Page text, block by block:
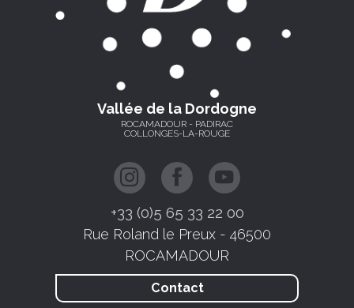
Vallée de la Dordogne
ROCAMADOUR - PADIRAC
COLLONGES-LA-ROUGE
+33 (0)5 65 33 22 00
Rue Roland le Preux - 46500
ROCAMADOUR
Contact